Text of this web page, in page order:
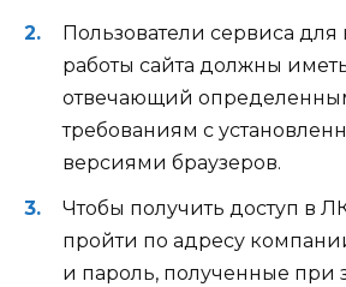
Пользователи сервиса
работы сайта должны
отвечающий
требованиям с
версиями браузеров.
Чтобы получить доступ в
пройти по адресу
и пароль, полученные при